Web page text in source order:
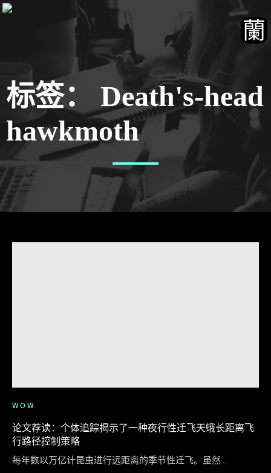
标签： Death's-head
hawkmoth
WOW
论文荐读：个体追踪揭示了一种夜行性迁飞天蛾长距离飞
行路径控制策略
每年数以万亿计昆虫进行远距离的季节性迁飞。虽然…